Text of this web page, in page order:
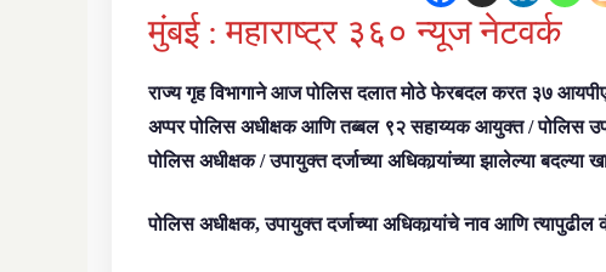
मुंबई : महाराष्ट्र ३६० न्यूज नेटवर्क
राज्य गृह विभागाने आज पोलिस दलात मोठे फेरबदल करत ३७
अप्पर पोलिस अधीक्षक आणि तब्बल ९२ सहाय्यक आयुक्त / पोलिस उप
पोलिस अधीक्षक / उपायुक्त दर्जाच्या अधिकार्‍यांच्या झालेल्या
पोलिस अधीक्षक, उपायुक्त दर्जाच्या अधिकार्‍यांचे नाव आणि